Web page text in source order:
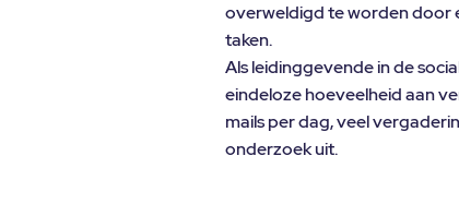
overweldigd te worden door
taken.
Als leidinggevende in de
eindeloze hoeveelheid aan
mails per dag, veel
onderzoek uit.